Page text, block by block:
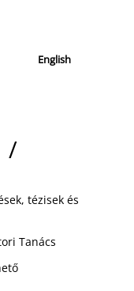
English
tézisek és
Tanács